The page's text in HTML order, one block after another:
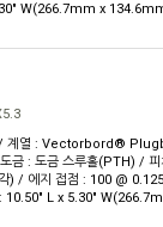
W(266.7mm x
열 : Vectorbord®
금 : 도금 스루홀(PTH) /
) / 에지 접점 : 100 @
10.50" L x 5.30"